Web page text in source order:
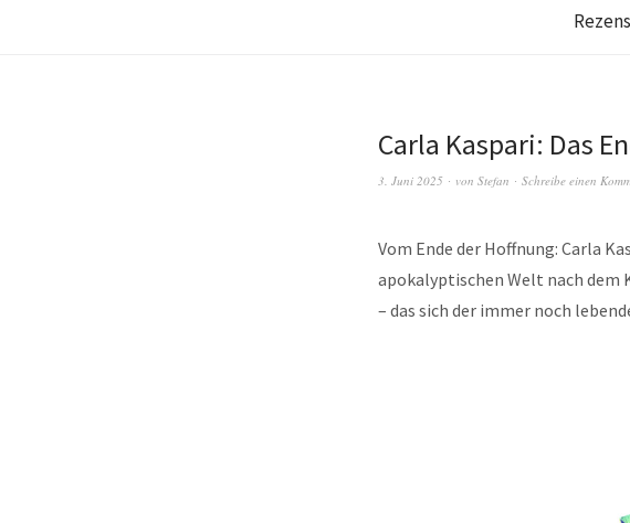
Carla Kaspari: Das
3. Juni 2025 von Stefan Schreibe einen
Vom Ende der Hoffnung: Carla
apokalyptischen Welt nach dem
– das sich der immer noch